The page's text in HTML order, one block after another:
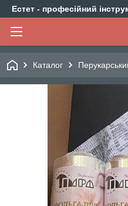
Естет - професійний
Каталог